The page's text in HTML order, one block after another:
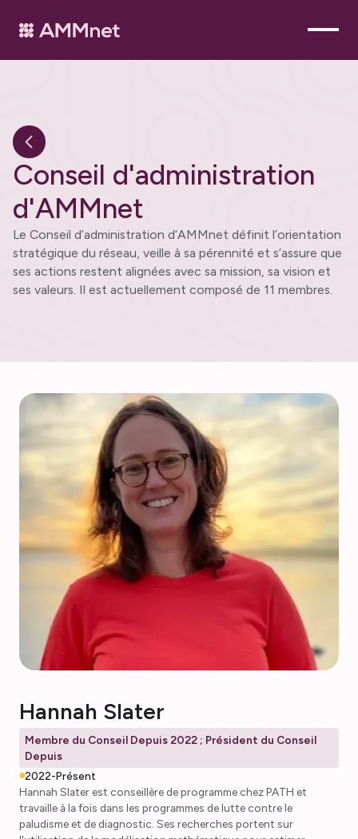
Conseil d'administration
d'AMMnet
Le Conseil d’administration d’AMMnet définit l’orientation
stratégique du réseau, veille à sa pérennité et s’assure que
ses actions restent alignées avec sa mission, sa vision et
ses valeurs. Il est actuellement composé de 11 membres.
Hannah Slater
Membre du Conseil Depuis 2022 ; Président du Conseil
Depuis
2022-Présent
Hannah Slater est conseillère de programme chez PATH et
travaille à la fois dans les programmes de lutte contre le
paludisme et de diagnostic. Ses recherches portent sur